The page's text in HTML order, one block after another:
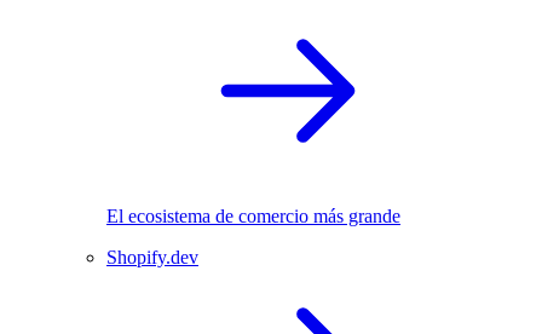
El ecosistema de comercio más grande
Shopify.dev